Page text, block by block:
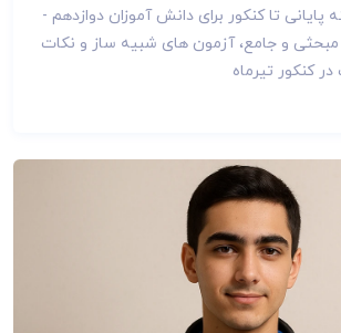
پایانی تا کنکور برای دانش آموزان دوازدهم -
مبحثی و جامع، آزمون های شبیه ساز و نکات
کنکور تیرماه